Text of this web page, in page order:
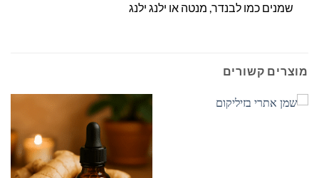
שמנים כמו לבנדר, מנטה או ילנג ילנג
מוצרים קשורים